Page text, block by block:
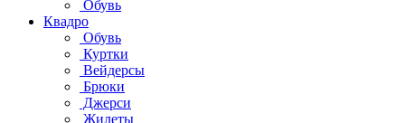
Обувь
Квадро
Обувь
Куртки
Вейдерсы
Брюки
Джерси
Жилеты